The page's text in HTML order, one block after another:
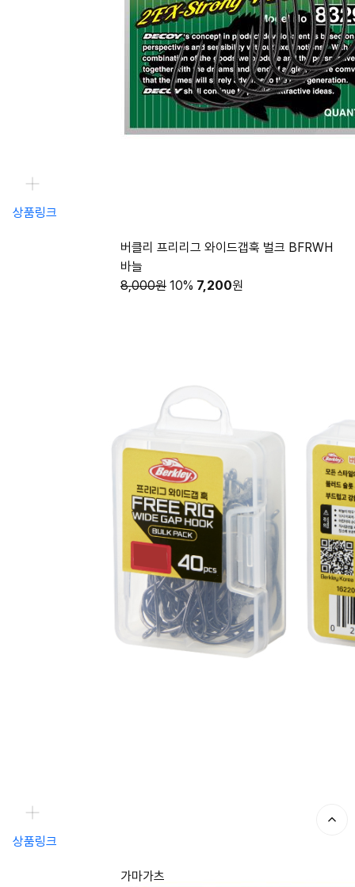
상품링크
버클리 프리리그 와이드갭훅 벌크 BFRWH
바늘
8,000원 10% 7,200원
상품링크
가마가츠